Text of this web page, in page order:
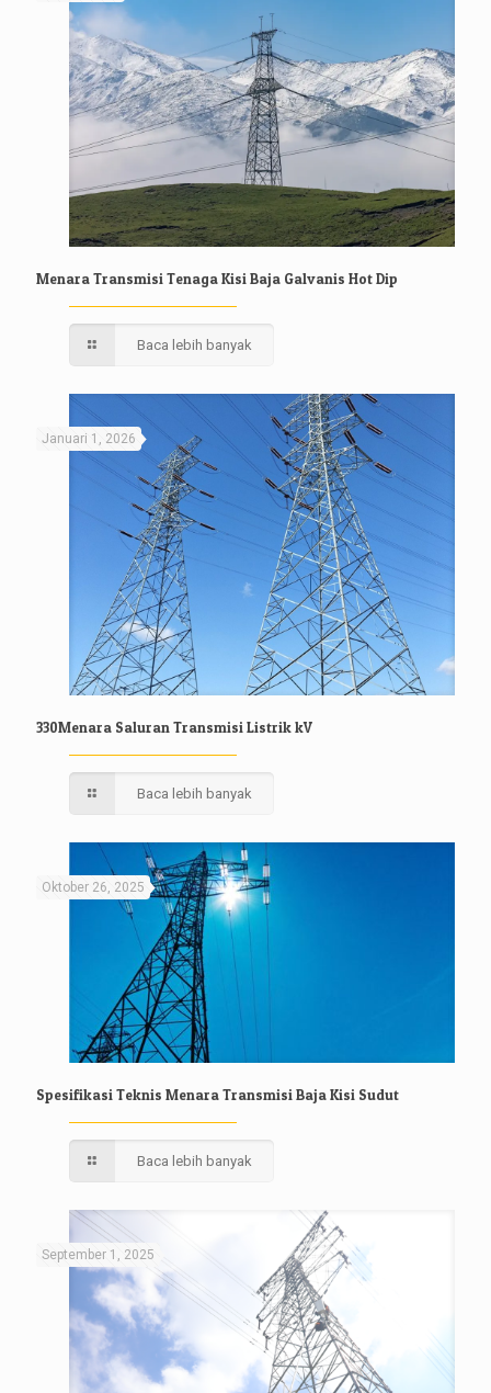
Menara Transmisi Tenaga Kisi Baja Galvanis Hot Dip
Baca lebih banyak
Januari 1, 2026
330Menara Saluran Transmisi Listrik kV
Baca lebih banyak
Oktober 26, 2025
Spesifikasi Teknis Menara Transmisi Baja Kisi Sudut
Baca lebih banyak
September 1, 2025